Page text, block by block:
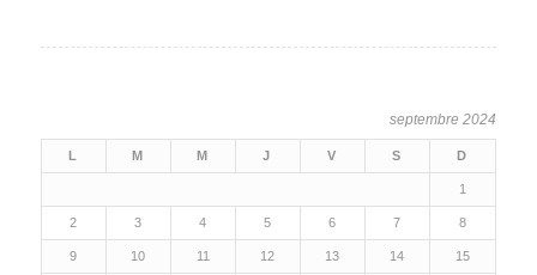
septembre 2024
L M M J V S D
1
2 3 4 5 6 7 8
9 10 11 12 13 14 15